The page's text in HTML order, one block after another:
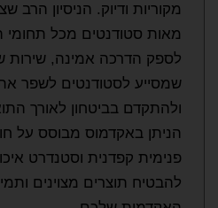
מקוריות ודיוק. הניסיון הרב
מאות סטודנטים מכל תחומי
לספק הדרכה אמינה, שירות
שמסייע לסטודנטים לשפר
ולהתקדם בביטחון לאורך
הניתן באקדמוס מבוסס על
פנימית קפדנית וסטנדרט
להבטיח תוצרים מצוינים